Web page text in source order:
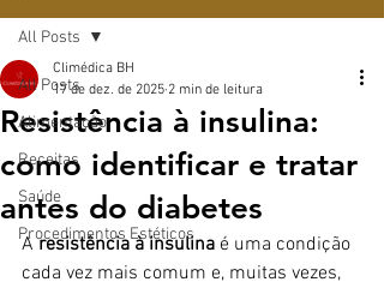
All Posts
Alimentação
Receitas
Saúde
Procedimentos Estéticos
All Posts
Resistência à insulina:
como identificar e tratar
antes do diabetes
Climédica BH
17 de dez. de 2025 2 min de leitura
A resistência à insulina é uma condição
cada vez mais comum e, muitas vezes,